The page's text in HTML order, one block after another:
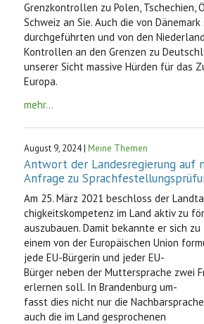
Grenzkontrollen zu Polen, Tschechien,
Schweiz an Sie. Auch die von Dänemark
durchgeführten und von den
Kontrollen an den Grenzen zu
unserer Sicht massive Hürden für das
Europa.
mehr...
August 9, 2024 | Meine Themen
Antwort der Landesregierung auf
Anfrage zu
Am 25. März 2021 beschloss der
chigkeitskompetenz im Land aktiv zu
auszubauen. Damit bekannte er sich zu
einem von der Europäischen Union
jede EU-Bürgerin und jeder EU-
Bürger neben der Muttersprache zwei
erlernen soll. In Brandenburg um-
fasst dies nicht nur die
auch die im Land gesprochenen